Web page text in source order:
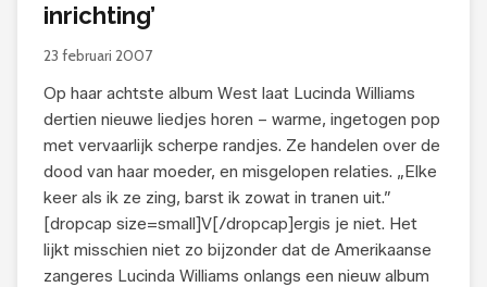
inrichting’
23 februari 2007
Op haar achtste album West laat Lucinda Williams
dertien nieuwe liedjes horen – warme, ingetogen pop
met vervaarlijk scherpe randjes. Ze handelen over de
dood van haar moeder, en misgelopen relaties. „Elke
keer als ik ze zing, barst ik zowat in tranen uit.”
[dropcap size=small]V[/dropcap]ergis je niet. Het
lijkt misschien niet zo bijzonder dat de Amerikaanse
zangeres Lucinda Williams onlangs een nieuw album